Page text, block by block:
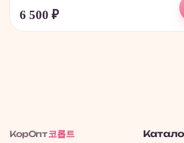
6 500 ₽
КорОпт 코롭트